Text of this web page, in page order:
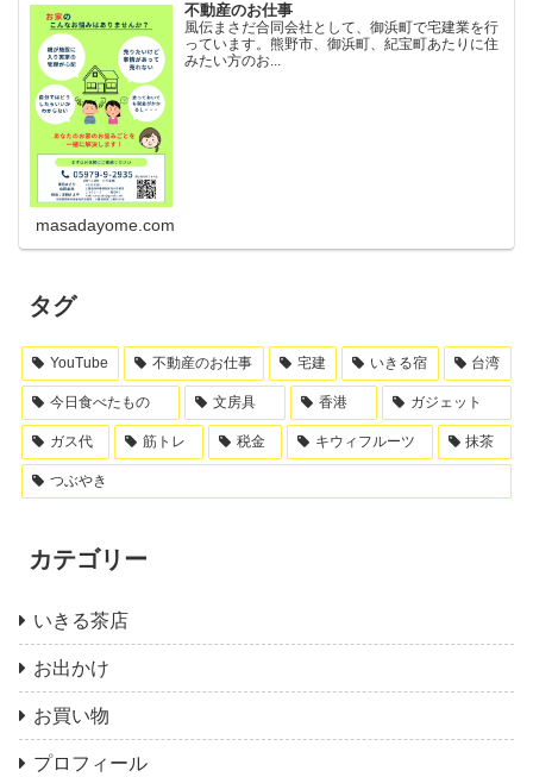
不動産のお仕事
風伝まさだ合同会社として、御浜町で宅建業を行
っています。熊野市、御浜町、紀宝町あたりに住
みたい方のお...
masadayome.com
タグ
YouTube 不動産のお仕事 宅建 いきる宿 台湾
今日食べたもの 文房具 香港 ガジェット
ガス代 筋トレ 税金 キウィフルーツ 抹茶
つぶやき
カテゴリー
いきる茶店
お出かけ
お買い物
プロフィール